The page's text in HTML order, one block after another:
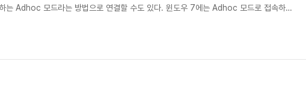
는 Adhoc 모드라는 방법으로 연결할 수도 있다. 윈도우 7에는 Adhoc 모드로 접속하
viewer/4358044 문제는 안드로이드 기기는 기본적으로 Adhoc
Hoc) 무선 연결하기 htt..